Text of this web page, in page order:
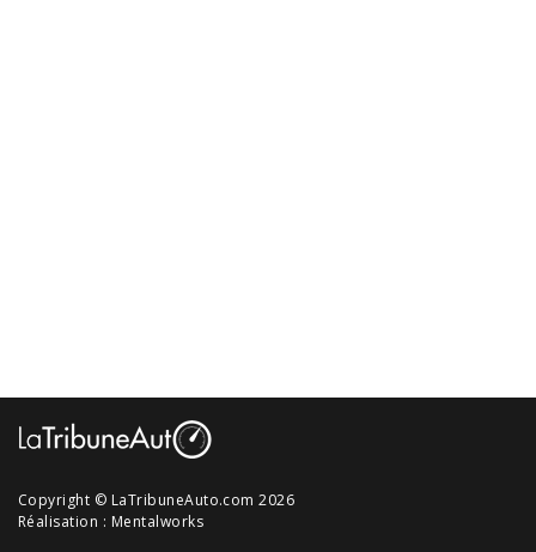
Copyright © LaTribuneAuto.com 2026
Réalisation : Mentalworks